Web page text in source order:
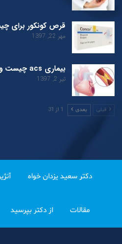
قرص کونکور برای
مهر 22, 1397
بیماری acs چیست و چگونه درمان می شود؟
تیر 2, 1397
قبلی بعدی 1 از 31
دکتر سعید یزدان خواه
مقالات از دکتر بپرسید